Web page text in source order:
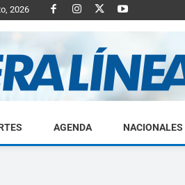
2026
Diario
AGENDA NACIONALES